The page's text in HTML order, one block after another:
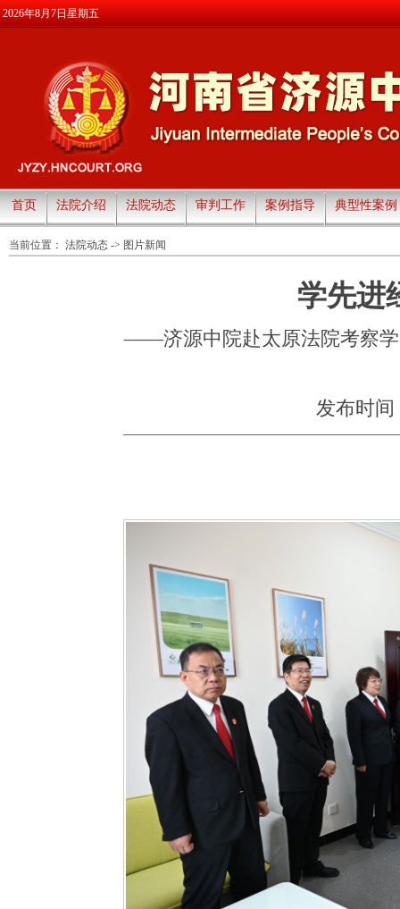
2026年8月7日星期五
首页 法院介绍 法院动态 审判工作 案例指导 典型性案例
当前位置： 法院动态 -> 图片新闻
学先进
——济源中院赴太原法院考察学
发布时间